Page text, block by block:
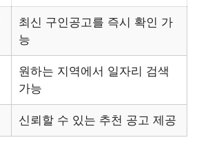
최신 구인공고를 즉시 확인 가
능
원하는 지역에서 일자리 검색
가능
신뢰할 수 있는 추천 공고 제공